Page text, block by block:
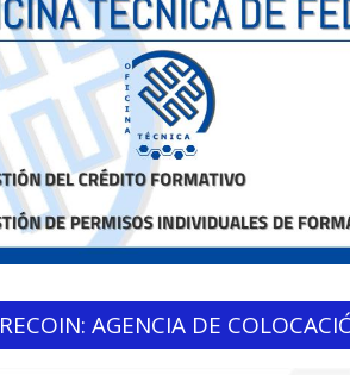
RECOIN: AGENCIA DE